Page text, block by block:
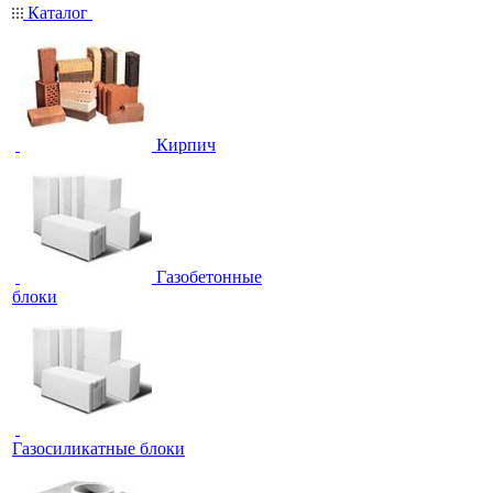
Каталог
Кирпич
Газобетонные
блоки
Газосиликатные блоки